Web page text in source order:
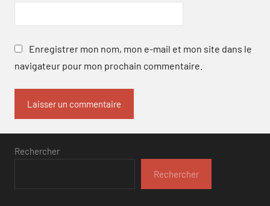
Enregistrer mon nom, mon e-mail et mon site dans le
navigateur pour mon prochain commentaire.
Rechercher
Rechercher